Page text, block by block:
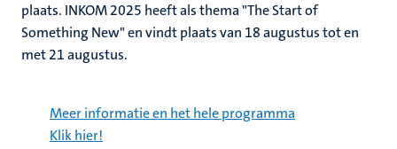
plaats. INKOM 2025 heeft als thema "The Start of
Something New" en vindt plaats van 18 augustus tot en
met 21 augustus.
Meer informatie en het hele programma
Klik hier!